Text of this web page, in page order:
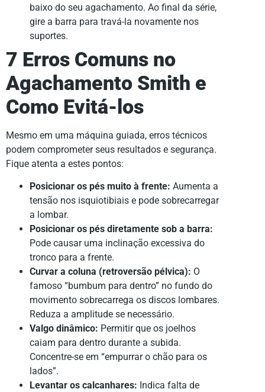
baixo do seu agachamento. Ao final da série,
gire a barra para travá-la novamente nos
suportes.
7 Erros Comuns no
Agachamento Smith e
Como Evitá-los
Mesmo em uma máquina guiada, erros técnicos
podem comprometer seus resultados e segurança.
Fique atenta a estes pontos:
Posicionar os pés muito à frente: Aumenta a
tensão nos isquiotibiais e pode sobrecarregar
a lombar.
Posicionar os pés diretamente sob a barra:
Pode causar uma inclinação excessiva do
tronco para a frente.
Curvar a coluna (retroversão pélvica): O
famoso “bumbum para dentro” no fundo do
movimento sobrecarrega os discos lombares.
Reduza a amplitude se necessário.
Valgo dinâmico: Permitir que os joelhos
caiam para dentro durante a subida.
Concentre-se em “empurrar o chão para os
lados”.
Levantar os calcanhares: Indica falta de